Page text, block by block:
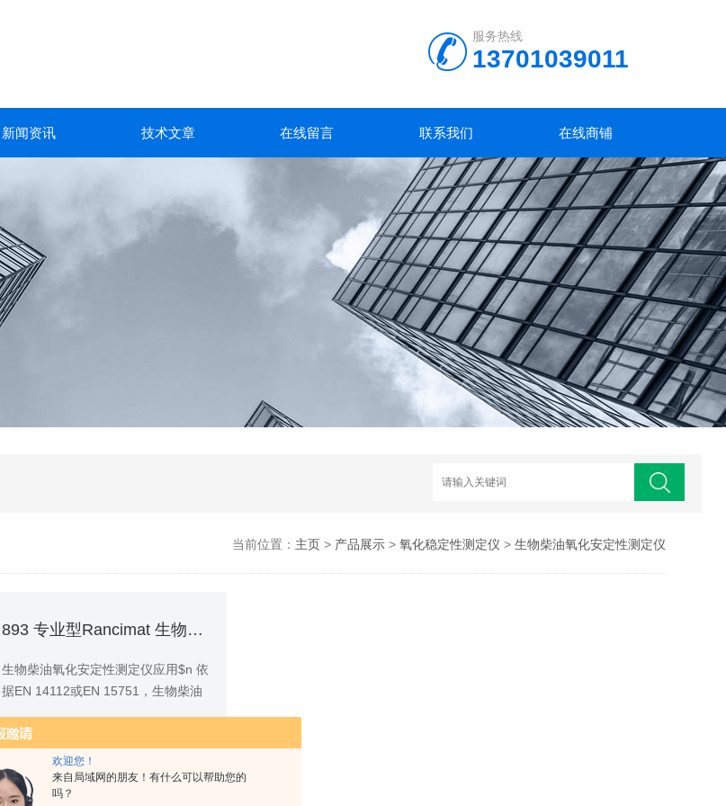
欢迎您！
来自局域网的朋友！有什么可以帮助您的
吗？
服务热线
13701039011
新闻资讯 技术文章 在线留言 联系我们 在线商铺
当前位置： 主页> 产品展示> 氧化稳定性测定仪 > 生物柴油氧化安定性测定仪
893 专业型Rancimat 生物柴油氧化安定性测定仪
生物柴油氧化安定性测定仪应用$n 依
据EN 14112或EN 15751，生物柴油
生物柴油混合物氧化安定性测定$n 生
物润滑油氧化安定性测定$n 轻质燃料
（用铜作催化剂）氧化安定性测定
查看详情